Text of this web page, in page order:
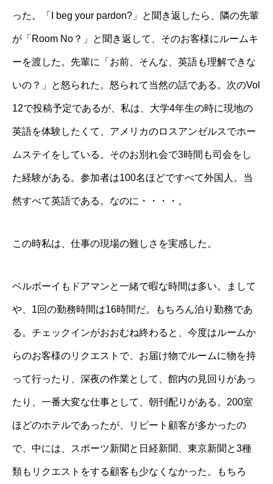
った。「I beg your pardon?」と聞き返したら、隣の先輩
が「Room No？」と聞き返して、そのお客様にルームキ
ーを渡した。先輩に「お前、そんな、英語も理解できな
いの？」と怒られた。怒られて当然の話である。次のVol
12で投稿予定であるが、私は、大学4年生の時に現地の
英語を体験したくて、アメリカのロスアンゼルスでホー
ムステイをしている。そのお別れ会で3時間も司会をし
た経験がある。参加者は100名ほどですべて外国人。当
然すべて英語である。なのに・・・・。
この時私は、仕事の現場の難しさを実感した。
ベルボーイもドアマンと一緒で暇な時間は多い。まして
や、1回の勤務時間は16時間だ。もちろん泊り勤務であ
る。チェックインがおおむね終わると、今度はルームか
らのお客様のリクエストで、お届け物でルームに物を持
って行ったり、深夜の作業として、館内の見回りがあっ
たり、一番大変な仕事として、朝刊配りがある。200室
ほどのホテルであったが、リピート顧客が多かったの
で、中には、スポーツ新聞と日経新聞、東京新聞と3種
類もリクエストをする顧客も少なくなかった。もちろ